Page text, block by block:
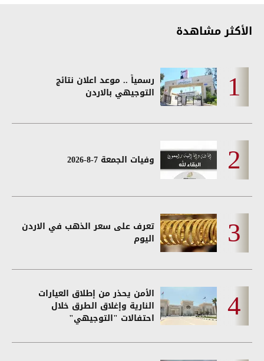
الأكثر مشاهدة
رسمياً .. موعد اعلان نتائج
التوجيهي بالاردن
وفيات الجمعة 7-8-2026
تعرف على سعر الذهب في الاردن
اليوم
الأمن يحذر من إطلاق العيارات
النارية وإغلاق الطرق خلال
احتفالات "التوجيهي"